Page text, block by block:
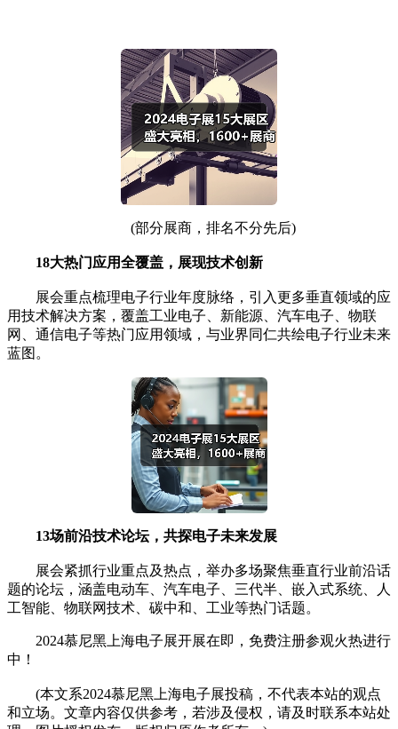
(部分展商，排名不分先后)
18大热门应用全覆盖，展现技术创新
展会重点梳理电子行业年度脉络，引入更多垂直领域的应
用技术解决方案，覆盖工业电子、新能源、汽车电子、物联
网、通信电子等热门应用领域，与业界同仁共绘电子行业未来
蓝图。
13场前沿技术论坛，共探电子未来发展
展会紧抓行业重点及热点，举办多场聚焦垂直行业前沿话
题的论坛，涵盖电动车、汽车电子、三代半、嵌入式系统、人
工智能、物联网技术、碳中和、工业等热门话题。
2024慕尼黑上海电子展开展在即，免费注册参观火热进行
中！
(本文系2024慕尼黑上海电子展投稿，不代表本站的观点
和立场。文章内容仅供参考，若涉及侵权，请及时联系本站处